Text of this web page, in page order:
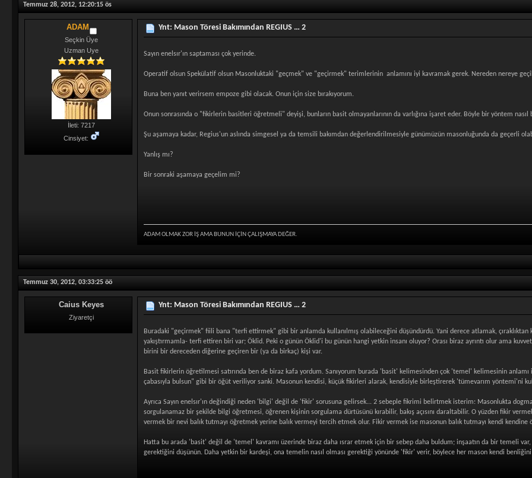
Temmuz 28, 2012, 12:20:15 ös
ADAM
Seçkin Üye
Uzman Uye
İleti: 7217
Cinsiyet:
Ynt: Mason Töresi Bakımından REGIUS … 2
Sayın enelsır'ın saptaması çok yerinde.
Operatif olsun Spekülatif olsun Masonluktaki "geçmek" ve "geçirmek" terimlerinin anlamını iyi kavramak gerek. Nereden nereye
Buna ben yanıt verirsem empoze gibi olacak. Onun için size bırakıyorum.
Onun sonrasında o "fikirlerin basitleri öğretmeli" deyişi, bunların basit olmayanlarının da varlığına işaret eder. Böyle bir yöntem
Şu aşamaya kadar, Regius'un aslında simgesel ya da temsili bakımdan değerlendirilmesiyle günümüzün masonluğunda da geçerli
Yanlış mı?
Bir sonraki aşamaya geçelim mi?
ADAM OLMAK ZOR İŞ AMA BUNUN İÇİN ÇALIŞMAYA DEĞER.
Temmuz 30, 2012, 03:33:25 öö
Caius Keyes
Ziyaretçi
Ynt: Mason Töresi Bakımından REGIUS … 2
Buradaki "geçirmek" fiili bana "terfi ettirmek" gibi bir anlamda kullanılmış olabileceğini düşündürdü. Yani derece atlamak, çıraklıktan
yakıştırmamla- terfi ettiren biri var; Öklid. Peki o günün Öklid'i bu günün hangi yetkin insanı oluyor? Orası biraz ayrıntı olur ama
birini bir dereceden diğerine geçiren bir (ya da birkaç) kişi var.
Basit fikirlerin öğretilmesi satırında ben de biraz kafa yordum. Sanıyorum burada 'basit' kelimesinden çok 'temel' kelimesinin
çabasıyla bulsun" gibi bir öğüt veriliyor sanki. Masonun kendisi, küçük fikirleri alarak, kendisiyle birleştirerek 'tümevarım yöntemi'ni
Ayrıca Sayın enelsır'ın değindiği neden 'bilgi' değil de 'fikir' sorusuna gelirsek... 2 sebeple fikrimi belirtmek isterim: Masonlukta
sorgulanamaz bir şekilde bilgi öğretmesi, öğrenen kişinin sorgulama dürtüsünü kırabilir, bakış açısını daraltabilir. O yüzden fikir
vermek bir nevi balık tutmayı öğretmek yerine balık vermeyi tercih etmek olur. Fikir vermek ise masonun balık tutmayı kendi
Hatta bu arada 'basit' değil de 'temel' kavramı üzerinde biraz daha ısrar etmek için bir sebep daha buldum; inşaatın da bir temeli
gerektiğini düşünün. Daha yetkin bir kardeşi, ona temelin nasıl olması gerektiği yönünde 'fikir' verir, böylece her mason kendi